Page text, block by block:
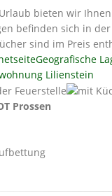
bieten wir
befinden sich in
sind im Preis
Geografische
Lilienstein
Prossen